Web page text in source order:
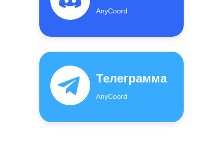
AnyCoord
Телеграмма
AnyCoord